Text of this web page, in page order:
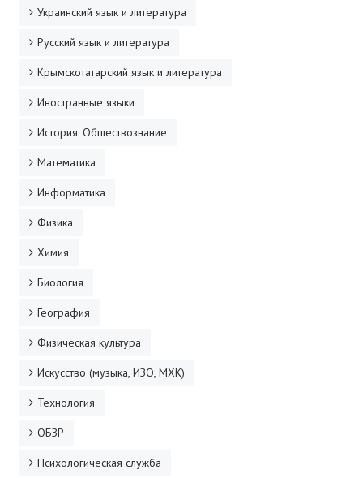
Украинский язык и литература
Русский язык и литература
Крымскотатарский язык и литература
Иностранные языки
История. Обществознание
Математика
Информатика
Физика
Химия
Биология
География
Физическая культура
Искусство (музыка, ИЗО, МХК)
Технология
ОБЗР
Психологическая служба